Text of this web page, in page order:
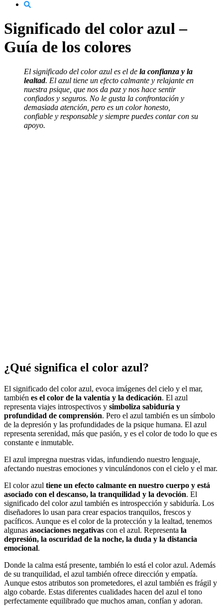
Significado del color azul –
Guía de los colores
El significado del color azul es el de la confianza y la
lealtad. El azul tiene un efecto calmante y relajante en
nuestra psique, que nos da paz y nos hace sentir
confiados y seguros. No le gusta la confrontación y
demasiada atención, pero es un color honesto,
confiable y responsable y siempre puedes contar con su
apoyo.
¿Qué significa el color azul?
El significado del color azul, evoca imágenes del cielo y el mar,
también es el color de la valentía y la dedicación. El azul
representa viajes introspectivos y simboliza sabiduría y
profundidad de comprensión. Pero el azul también es un símbolo
de la depresión y las profundidades de la psique humana. El azul
representa serenidad, más que pasión, y es el color de todo lo que es
constante e inmutable.
El azul impregna nuestras vidas, infundiendo nuestro lenguaje,
afectando nuestras emociones y vinculándonos con el cielo y el mar.
El color azul tiene un efecto calmante en nuestro cuerpo y está
asociado con el descanso, la tranquilidad y la devoción. El
significado del color azul también es introspección y sabiduría. Los
diseñadores lo usan para crear espacios tranquilos, frescos y
pacíficos. Aunque es el color de la protección y la lealtad, tenemos
algunas asociaciones negativas con el azul. Representa la
depresión, la oscuridad de la noche, la duda y la distancia
emocional.
Donde la calma está presente, también lo está el color azul. Además
de su tranquilidad, el azul también ofrece dirección y empatía.
Aunque estos atributos son prometedores, el azul también es frágil y
algo cobarde. Estas diferentes cualidades hacen del azul el tono
perfectamente equilibrado que muchos aman, confían y adoran.